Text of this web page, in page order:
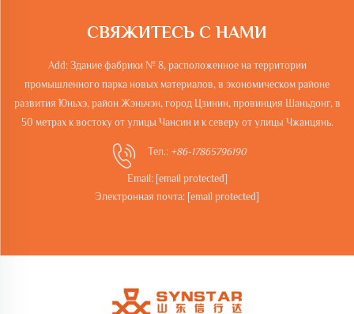
СВЯЖИТЕСЬ С НАМИ
Add: Здание фабрики № 8, расположенное на территории
промышленного парка новых материалов, в экономическом районе
развития Юньхэ, район Жэньчэн, город Цзинин, провинция Шаньдонг, в
50 метрах к востоку от улицы Чансин и к северу от улицы Чжанцянь.
Тел.: +86-17865796190
Email: [email protected]
Электронная почта: [email protected]